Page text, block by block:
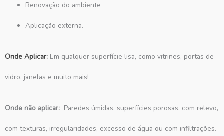
Renovação do ambiente
Aplicação externa.
Onde Aplicar: Em qualquer superfície lisa, como vitrines, portas de
vidro, janelas e muito mais!
Onde não aplicar: Paredes úmidas, superfícies porosas, com relevo,
com texturas, irregularidades, excesso de água ou com infiltrações.